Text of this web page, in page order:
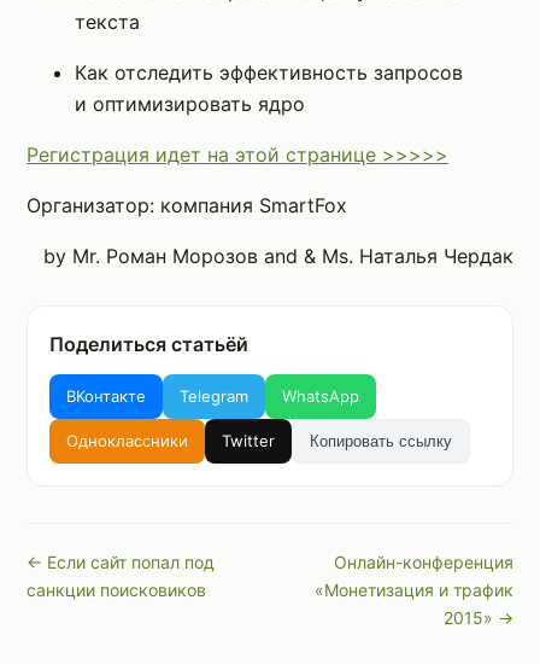
текста
Как отследить эффективность запросов
и оптимизировать ядро
Регистрация идет на этой странице >>>>>
Организатор: компания SmartFox
by Mr. Роман Морозов and & Ms. Наталья Чердак
Поделиться статьёй
ВКонтакте Telegram WhatsApp
Одноклассники Twitter Копировать ссылку
← Если сайт попал под
санкции поисковиков
Онлайн-конференция
«Монетизация и трафик
2015» →